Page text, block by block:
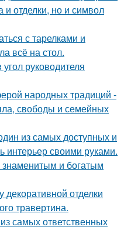
и отделки, но и символ
с тарелками и
всё на стол.
руководителя
народных традиций -
свободы и семейных
из самых доступных и
интерьер своими руками.
и богатым
отделки
травертина.
самых ответственных